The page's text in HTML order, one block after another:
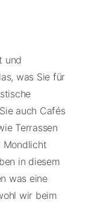
und
was Sie für
auch Cafés
Terrassen
Mondlicht
in diesem
was eine
wir beim